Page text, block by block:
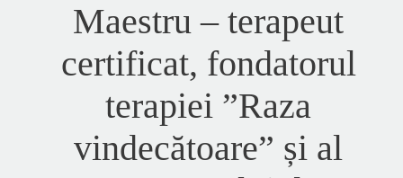
Maestru – terapeut
certificat, fondatorul
terapiei ”Raza
vindecătoare” și al